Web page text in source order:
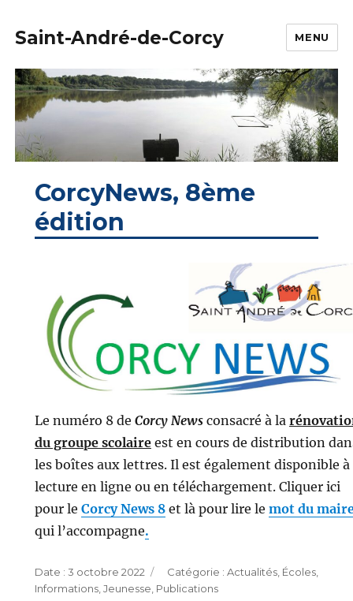
Saint-André-de-Corcy MENU
CorcyNews, 8ème
édition
Le numéro 8 de Corcy News consacré à la
du groupe scolaireest en cours de distribution
les boîtes aux lettres. Il est également disponible à
lecture en ligne ou en téléchargement. Cliquer ici
pour le Corcy News 8et là pour lire le mot du
qui l’accompagne.
Publié
le
3 octobre 2022 Catégories
Actualités, Écoles,
Informations,Jeunesse, Publications